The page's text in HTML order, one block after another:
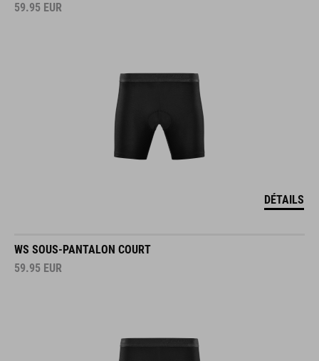
59.95 EUR
DÉTAILS
WS SOUS-PANTALON COURT
59.95 EUR